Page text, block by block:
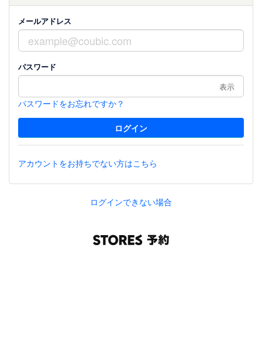
メールアドレス
パスワード
表示
パスワードをお忘れですか？
アカウントをお持ちでない方はこちら
ログインできない場合